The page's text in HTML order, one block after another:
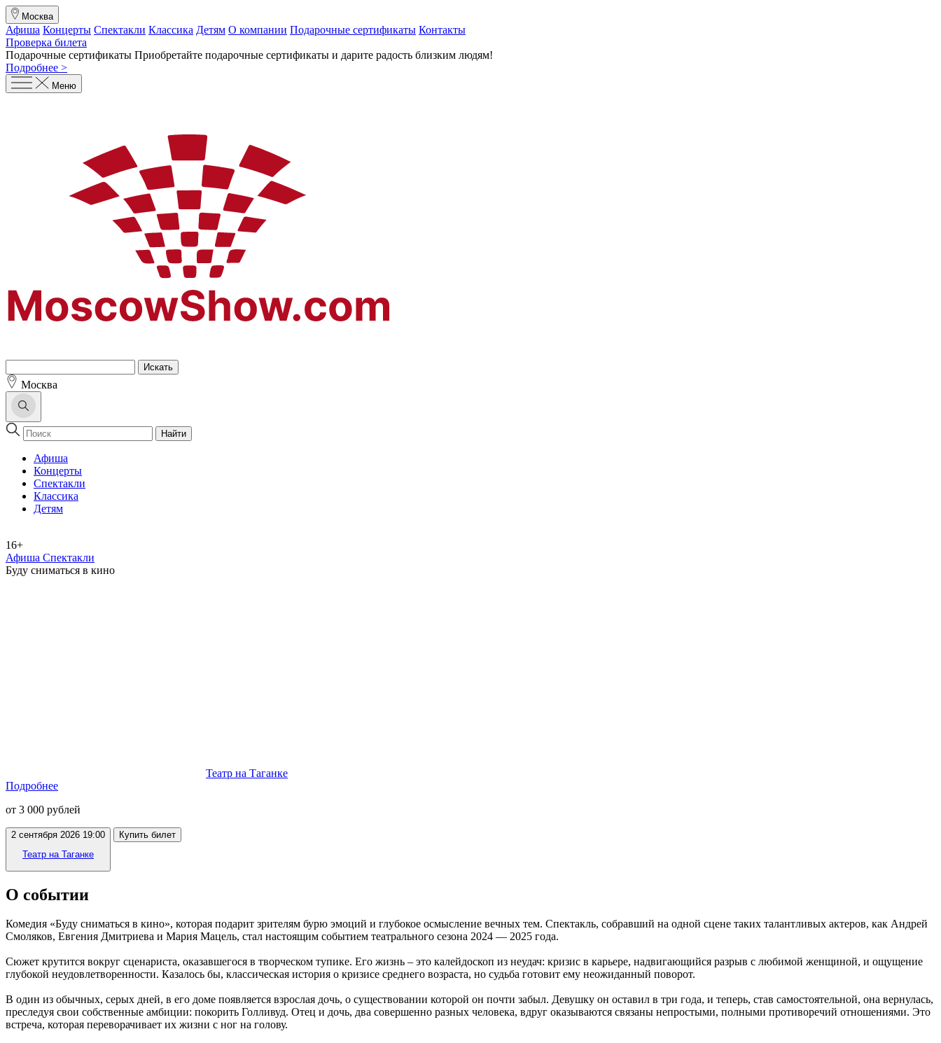
Москва
Афиша Концерты Спектакли Классика Детям О компании Подарочные сертификаты Контакты
Проверка билета
Подарочные сертификаты Приобретайте подарочные сертификаты и дарите радость близким людям!
Подробнее >
Меню
Москва
Найти
Афиша
Концерты
Спектакли
Классика
Детям
16+
Афиша Спектакли
Буду сниматься в кино
Театр на Таганке
Подробнее
от 3 000 рублей
2 сентября 2026 19:00
Театр на Таганке
Купить билет
О событии
Комедия «Буду сниматься в кино», которая подарит зрителям бурю эмоций и глубокое осмысление вечных тем. Спектакль, собравший на одной сцене таких талантливых актеров, как Андрей
Смоляков, Евгения Дмитриева и Мария Мацель, стал настоящим событием театрального сезона 2024 — 2025 года.
Сюжет крутится вокруг сценариста, оказавшегося в творческом тупике. Его жизнь – это калейдоскоп из неудач: кризис в карьере, надвигающийся разрыв с любимой женщиной, и ощущение
глубокой неудовлетворенности. Казалось бы, классическая история о кризисе среднего возраста, но судьба готовит ему неожиданный поворот.
В один из обычных, серых дней, в его доме появляется взрослая дочь, о существовании которой он почти забыл. Девушку он оставил в три года, и теперь, став самостоятельной, она вернулась,
преследуя свои собственные амбиции: покорить Голливуд. Отец и дочь, два совершенно разных человека, вдруг оказываются связаны непростыми, полными противоречий отношениями. Это
встреча, которая переворачивает их жизни с ног на голову.